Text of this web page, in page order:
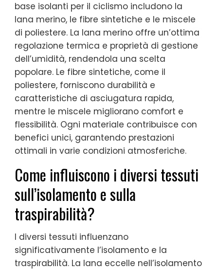
base isolanti per il ciclismo includono la
lana merino, le fibre sintetiche e le miscele
di poliestere. La lana merino offre un’ottima
regolazione termica e proprietà di gestione
dell’umidità, rendendola una scelta
popolare. Le fibre sintetiche, come il
poliestere, forniscono durabilità e
caratteristiche di asciugatura rapida,
mentre le miscele migliorano comfort e
flessibilità. Ogni materiale contribuisce con
benefici unici, garantendo prestazioni
ottimali in varie condizioni atmosferiche.
Come influiscono i diversi tessuti
sull’isolamento e sulla
traspirabilità?
I diversi tessuti influenzano
significativamente l’isolamento e la
traspirabilità. La lana eccelle nell’isolamento